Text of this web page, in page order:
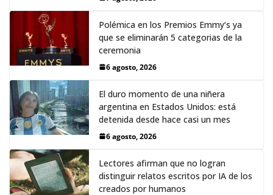
Polémica en los Premios Emmy‘s ya
que se eliminarán 5 categorias de la
ceremonia
6 agosto, 2026
El duro momento de una niñera
argentina en Estados Unidos: está
detenida desde hace casi un mes
6 agosto, 2026
Lectores afirman que no logran
distinguir relatos escritos por IA de los
creados por humanos